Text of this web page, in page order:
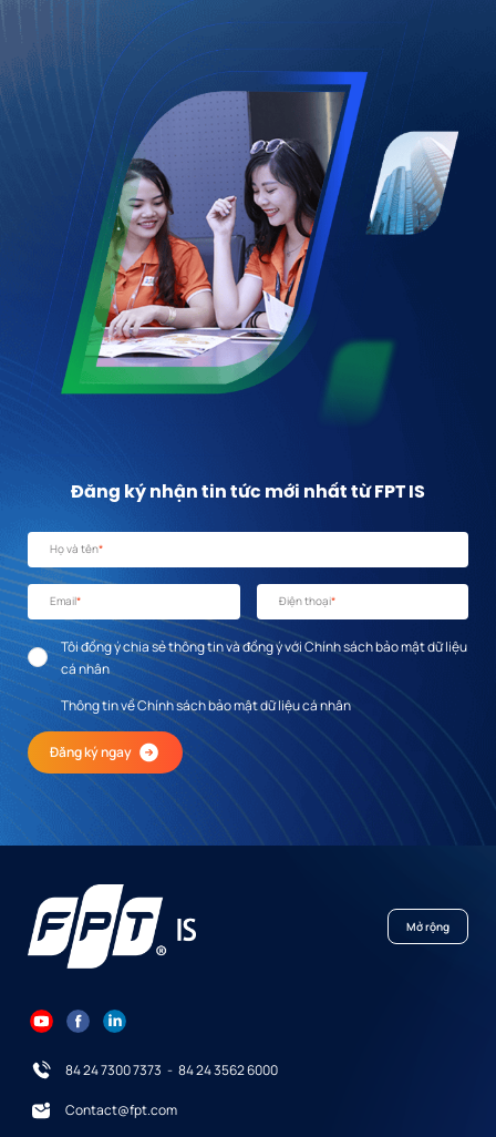
Đăng ký nhận tin tức mới nhất từ FPT IS
Họ và tên*
Email* Điện thoại*
Tôi đồng ý chia sẻ thông tin và đồng ý với Chính sách bảo mật dữ liệu
cá nhân
Thông tin về Chính sách bảo mật dữ liệu cá nhân
Đăng ký ngay
Mở rộng
84 24 7300 7373 - 84 24 3562 6000
Contact@fpt.com